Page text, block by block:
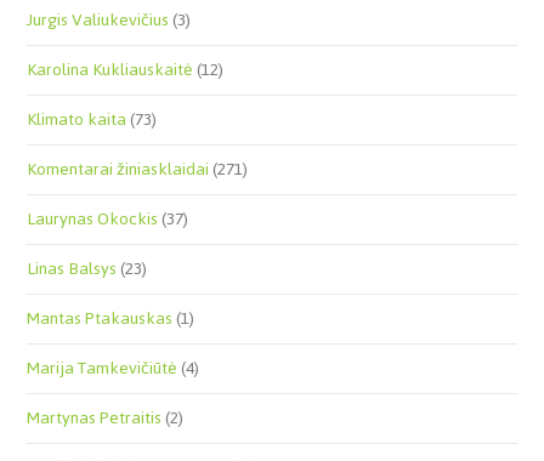
Jurgis Valiukevičius(3)
Karolina Kukliauskaitė(12)
Klimato kaita(73)
Komentarai žiniasklaidai(271)
Laurynas Okockis(37)
Linas Balsys(23)
Mantas Ptakauskas(1)
Marija Tamkevičiūtė(4)
Martynas Petraitis(2)